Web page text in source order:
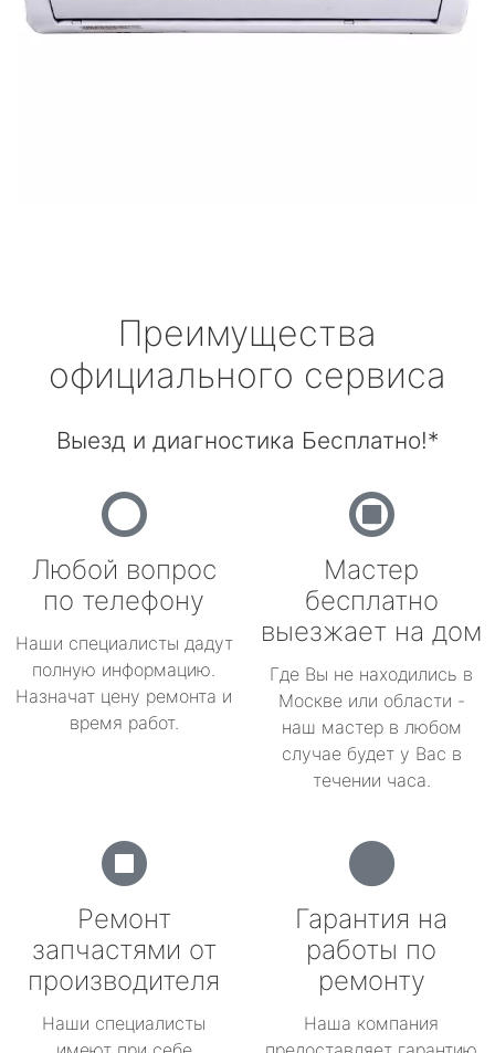
Преимущества
официального сервиса
Выезд и диагностика Бесплатно!*
Любой вопрос
по телефону
Наши специалисты дадут
полную информацию.
Назначат цену ремонта и
время работ.
Мастер
бесплатно
выезжает на дом
Где Вы не находились в
Москве или области -
наш мастер в любом
случае будет у Вас в
течении часа.
Ремонт
запчастями от
производителя
Наши специалисты
Гарантия на
работы по
ремонту
Наша компания